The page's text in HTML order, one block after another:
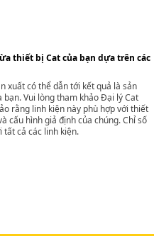
and repair
bolts are fitted within
to the pin or bolt to push it
thiết bị Cat của bạn dựa trên các
xuất có thể dẫn tới kết quả là sản
Vui lòng tham khảo Đại lý Cat
rằng linh kiện này phù hợp với thiết
cấu hình giả định của chúng. Chỉ số
tất cả các linh kiện.